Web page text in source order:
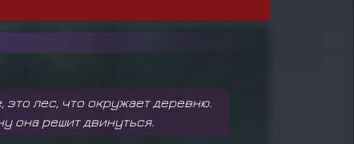
лес, что окружает деревню.
она решит двинуться.